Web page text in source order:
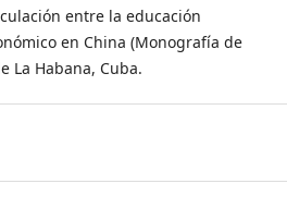
entre la educación
en China (Monografía de
La Habana, Cuba.